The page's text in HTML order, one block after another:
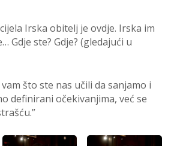
Irska obitelj je ovdje. Irska im
Gdje ste? Gdje? (gledajući u
što ste nas učili da sanjamo i
definirani očekivanjima, već se